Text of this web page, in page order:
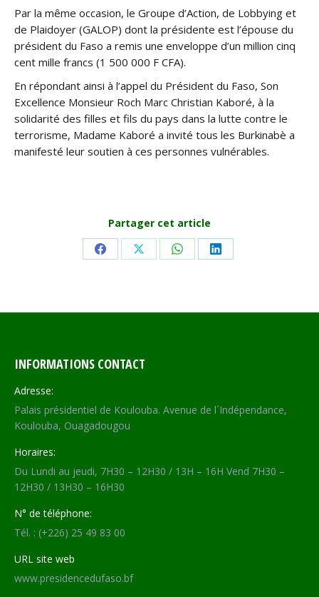
Par la même occasion, le Groupe d’Action, de Lobbying et
de Plaidoyer (GALOP) dont la présidente est l’épouse du
président du Faso a remis une enveloppe d’un million cinq
cent mille francs (1 500 000 F CFA).
En répondant ainsi à l’appel du Président du Faso, Son
Excellence Monsieur Roch Marc Christian Kaboré, à la
solidarité des filles et fils du pays dans la lutte contre le
terrorisme, Madame Kaboré a invité tous les Burkinabè a
manifesté leur soutien à ces personnes vulnérables.
Partager cet article
Share Share Share Share
INFORMATIONS CONTACT
Adresse:
Palais présidentiel de Koulouba. Avenue de l´Indépendance,
Koulouba, Ouagadougou
Horaires:
Du Lundi au jeudi, 7H30 – 12H30 / 13H – 16H Vend 7H30 –
12H30 / 13H30 – 16H30
N° de téléphone:
Tél. : (+226) 25 49 83 00
URL site web
www.presidencedufaso.bf